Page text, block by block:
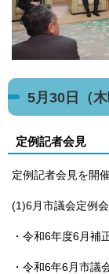
5月30日（木
定例記者会見
定例記者会見を開
(1)6月市議会定例
・令和6年度6月補
・令和6年6月市議